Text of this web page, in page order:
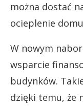
można dostać
ocieplenie
W nowym
wsparcie
budynków.
dzięki temu, że